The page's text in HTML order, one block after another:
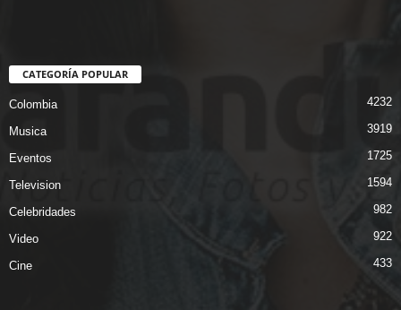
CATEGORÍA POPULAR
Colombia 4232
Musica 3919
Eventos 1725
Television 1594
Celebridades 982
Video 922
Cine 433